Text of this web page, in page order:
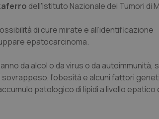
dell'Istituto Nazionale dei Tumori di
di cure mirate e all’identificazione
epatocarcinoma.
da alcol o da virus o da autoimmunità,
l’obesità e alcuni fattori
patologico di lipidi a livello epatico